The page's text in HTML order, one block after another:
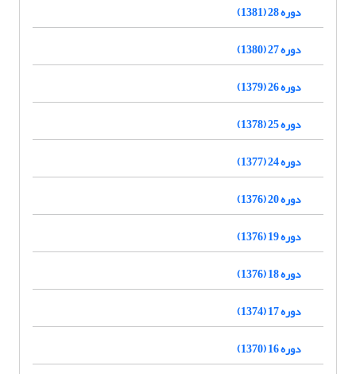
دوره 28 (1381)
دوره 27 (1380)
دوره 26 (1379)
دوره 25 (1378)
دوره 24 (1377)
دوره 20 (1376)
دوره 19 (1376)
دوره 18 (1376)
دوره 17 (1374)
دوره 16 (1370)